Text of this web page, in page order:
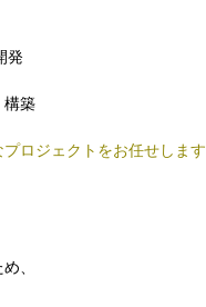
発
構築
ロジェクトをお任せします
、